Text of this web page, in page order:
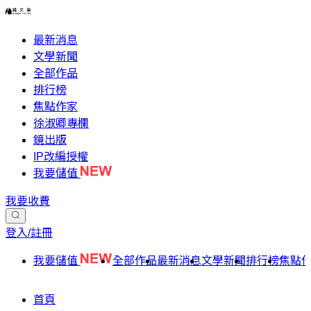
最新消息
文學新聞
全部作品
排行榜
焦點作家
徐淑卿專欄
鏡出版
IP改編授權
我要儲值
我要收費
登入/註冊
我要儲值 全部作品最新消息文學新聞排行榜焦點
首頁